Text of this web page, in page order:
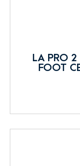
LA PRO 2
FOOT